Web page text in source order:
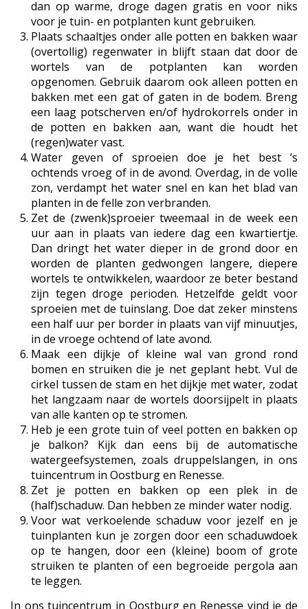
dan op warme, droge dagen gratis en voor niks
voor je tuin- en potplanten kunt gebruiken.
Plaats schaaltjes onder alle potten en bakken waar
(overtollig) regenwater in blijft staan dat door de
wortels van de potplanten kan worden
opgenomen. Gebruik daarom ook alleen potten en
bakken met een gat of gaten in de bodem. Breng
een laag potscherven en/of hydrokorrels onder in
de potten en bakken aan, want die houdt het
(regen)water vast.
Water geven of sproeien doe je het best ’s
ochtends vroeg of in de avond. Overdag, in de volle
zon, verdampt het water snel en kan het blad van
planten in de felle zon verbranden.
Zet de (zwenk)sproeier tweemaal in de week een
uur aan in plaats van iedere dag een kwartiertje.
Dan dringt het water dieper in de grond door en
worden de planten gedwongen langere, diepere
wortels te ontwikkelen, waardoor ze beter bestand
zijn tegen droge perioden. Hetzelfde geldt voor
sproeien met de tuinslang. Doe dat zeker minstens
een half uur per border in plaats van vijf minuutjes,
in de vroege ochtend of late avond.
Maak een dijkje of kleine wal van grond rond
bomen en struiken die je net geplant hebt. Vul de
cirkel tussen de stam en het dijkje met water, zodat
het langzaam naar de wortels doorsijpelt in plaats
van alle kanten op te stromen.
Heb je een grote tuin of veel potten en bakken op
je balkon? Kijk dan eens bij de automatische
watergeefsystemen, zoals druppelslangen, in ons
tuincentrum in Oostburg en Renesse.
Zet je potten en bakken op een plek in de
(half)schaduw. Dan hebben ze minder water nodig.
Voor wat verkoelende schaduw voor jezelf en je
tuinplanten kun je zorgen door een schaduwdoek
op te hangen, door een (kleine) boom of grote
struiken te planten of een begroeide pergola aan
te leggen.
In ons tuincentrum in Oostburg en Renesse vind je de